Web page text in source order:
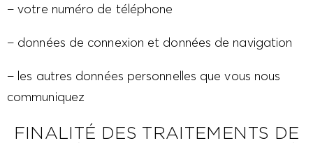
– votre numéro de téléphone
– données de connexion et données de navigation
– les autres données personnelles que vous nous
communiquez
FINALITÉ DES TRAITEMENTS DE